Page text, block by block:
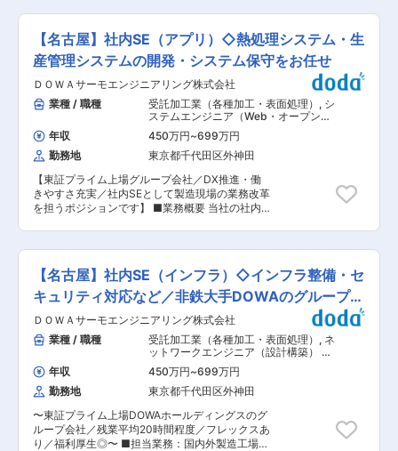
す。 ■組織構成： 施工管理2名・職人5名を中心
とした少人数チームで、デザイナーや営業と密に
連携しています。 ■キャリアパス： 入社 → 現場
担当として施工管理業務に従事 → 複数現場の統
括や難易度の高い案件を担当 ■働き方、就業環
境： ブランクOKで風通しの良い社風です。案件
に応じた出張がありますが、無理のないスケジュ
ール調整を重視し、職人やチーム間の連携で効率
的に進めています。 ■企業の特徴 「クリニック
設計・施工」「木造倉庫設計・施工」「トレーラ
ーハウス設計・製造」の3つの主軸事業を展開し
ています。 詳しくは下記のご確認をお願いいたし
ます。 【木造倉庫】 https://hc-w.jp/ 【HCTトレ
https://hc-clinic-design.com/ 変更の範囲：会社
の定める業務
応：修理受付、見積作成、修理作業、修理箇所分
析 ・機器の出荷指示、搬入、据付、納品作業 ・
引上げ修理の取次（代替機手配、工場、設計、品
証とのコミュニケーションなど） ・機器の定期点
検 ・作業報告書、修理報告書の作成、データベー
ス入力 ・営業部への技術サポート、顧客対応サポ
ート ・作業手順書作成、管理 ・代替機器管理、
物品管理 ・上記関連業務全般 ■仕事のやりが
い： ・ユーザーのニーズにより仕様が異なるた
め、カスタムメイドの製品が多く、さまざまな経
験を積むことができます。 また、弊社の装置で製
造（F1エンジン部品、船舶の部品、日用品（フラ
イパン）等）されたものが、身近な商品にも使わ
れており、人々の生活に役立っています。 ■入社
後について： ・未経験者の方： ・弊社は、お客
様が使用されている設備と同等の製造現場があ
が可能な環境です。 ■働き方： ・大型連休と土
日祝日が繁忙期となります。休日出勤の場合は振
替休日を平日に取っていただきます。 ・大型連休
の出勤は1日5000円の手当が支給されるなど、各
種手当が充実しています。 ・会社に寄らずに現場
へ直接出勤、現場から直接帰宅が可能です。深夜
対応の部隊が別にあるため、深夜の呼び出しは基
本的にありません。 ・担当エリアへの日帰り出張
が月の半分程度ございます。出張時の移動時間も
残業代としてしっかりと支給されます。 ■同社に
ついて： ・同社の最大の強みは、世界に誇る技術
力です。業界において常に先手を打ち、日本、中
国、アメリカ等で様々な特許を取得してきまし
【名古屋】社内SE（アプリ）◇熱処理システム・生
産管理システムの開発・システム保守をお任せ
ＤＯＷＡサーモエンジニアリング株式会社
業種 / 職種
受託加工業（各種加工・表面処理） , シ
ステムエンジニア（Web・オープン
系・パッケージ開発） システム開発・
運用（アプリ担当）
年収 450万円~699万円
勤務地
東京都千代田区外神田
【東証プライム上場グループ会社／DX推進・働
きやすさ充実／社内SEとして製造現場の業務改革
を担うポジションです】 ■業務概要 当社の社内
トを中心に、ITを活用した業務改善・DX推進に幅
広く携わっていただきます。企画・要件定義から
設計、テスト、ベンダー管理、現場への導入説
明、運用支援まで、プロジェクト全体を現場と連
携しながら推進する役割です。 ■業務詳細 ・生
産管理システムの企画立案、業務フロー整理、要
件定義、設計、開発、テスト ・現場担当者とのヒ
アリングによる業務課題の抽出とITによる解決提
案 ・システム導入に向けた協力ベンダー選定や進
捗管理、品質管理 ・導入後のユーザー教育、運
用・保守サポート ・新規ITツールや業務効率化シ
ステムの導入・評価・運用 ・国内拠点への出張対
応（社用車・公共交通機関利用／月1回程度） ■
扱うサービス 主に生産管理・業務効率化システ
【名古屋】社内SE（インフラ）◇インフラ整備・セ
キュリティ対応など／非鉄大手DOWAのグループ会
社
ＤＯＷＡサーモエンジニアリング株式会社
業種 / 職種
受託加工業（各種加工・表面処理） , ネ
ットワークエンジニア（設計構築） シ
ステム構築・運用（インフラ担当）
年収 450万円~699万円
勤務地
東京都千代田区外神田
〜東証プライム上場DOWAホールディングスのグ
ループ会社／残業平均20時間程度／フレックスあ
り／福利厚生◎〜 ■担当業務：国内外製造工場共